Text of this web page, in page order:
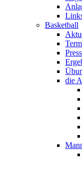
Basketball
die